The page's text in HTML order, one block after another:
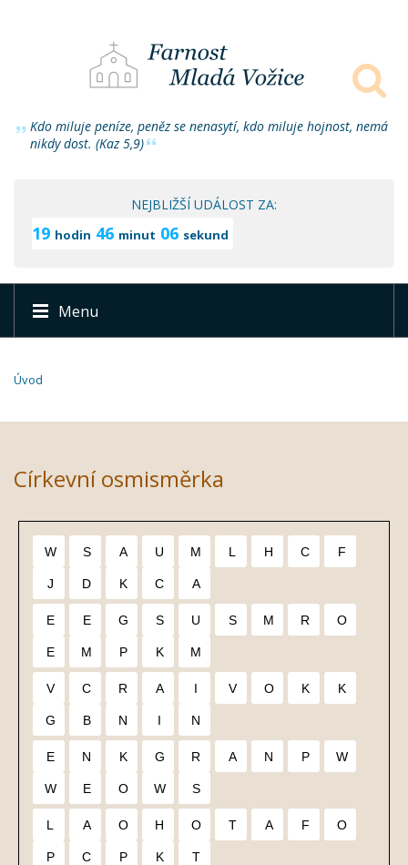
Kdo miluje peníze, peněz se nenasytí, kdo miluje hojnost, nemá
nikdy dost. (Kaz 5,9)
NEJBLIŽŠÍ UDÁLOST ZA:
19 hodin 46 minut 05 sekund
Menu
Úvod
Církevní osmisměrka
W S A U M L H C F
J D K C A
E E G S U S M R O
E M P K M
V C R A I V O K K
G B N I N
E N K G R A N P W
W E O W S
L A O H O T A F O
P C P K T